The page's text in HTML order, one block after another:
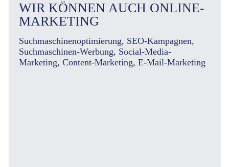
WIR KÖNNEN AUCH ONLINE-
MARKETING
Suchmaschinenoptimierung, SEO-Kampagnen,
Suchmaschinen-Werbung, Social-Media-
Marketing, Content-Marketing, E-Mail-Marketing